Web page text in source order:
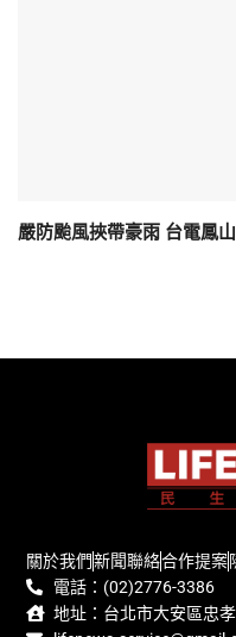
嚴防颱風挾帶豪雨 台電鳳
關於我們新聞聯絡合作提案
電話：(02)2776-3386
地址：台北市大安區忠